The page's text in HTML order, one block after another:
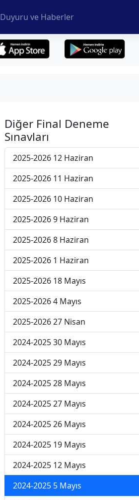
Duyuru ve Haberler
Diğer Final Deneme
Sınavları
2025-2026 12 Haziran
2025-2026 11 Haziran
2025-2026 10 Haziran
2025-2026 9 Haziran
2025-2026 8 Haziran
2025-2026 1 Haziran
2025-2026 18 Mayıs
2025-2026 4 Mayıs
2025-2026 27 Nisan
2024-2025 30 Mayıs
2024-2025 29 Mayıs
2024-2025 28 Mayıs
2024-2025 27 Mayıs
2024-2025 26 Mayıs
2024-2025 19 Mayıs
2024-2025 12 Mayıs
2024-2025 5 Mayıs